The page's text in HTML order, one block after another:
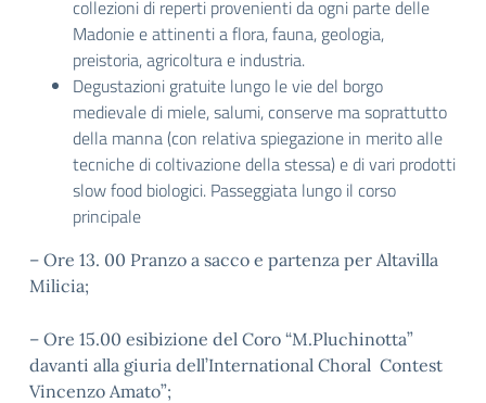
collezioni di reperti provenienti da ogni parte delle
Madonie e attinenti a flora, fauna, geologia,
preistoria, agricoltura e industria.
Degustazioni gratuite lungo le vie del borgo
medievale di miele, salumi, conserve ma soprattutto
della manna (con relativa spiegazione in merito alle
tecniche di coltivazione della stessa) e di vari prodotti
slow food biologici. Passeggiata lungo il corso
principale
– Ore 13. 00 Pranzo a sacco e partenza per Altavilla
Milicia;
– Ore 15.00 esibizione del Coro “M.Pluchinotta”
davanti alla giuria dell’International Choral Contest
Vincenzo Amato”;